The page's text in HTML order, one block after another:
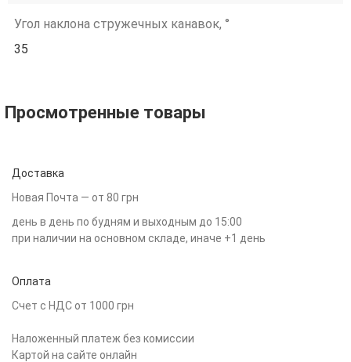
Угол наклона стружечных канавок, °
35
Просмотренные товары
Доставка
Новая Почта — от 80 грн
день в день по будням и выходным до 15:00
при наличии на основном складе, иначе +1 день
Оплата
Счет с НДС от 1000 грн
Наложенный платеж без комиссии
Картой на сайте онлайн